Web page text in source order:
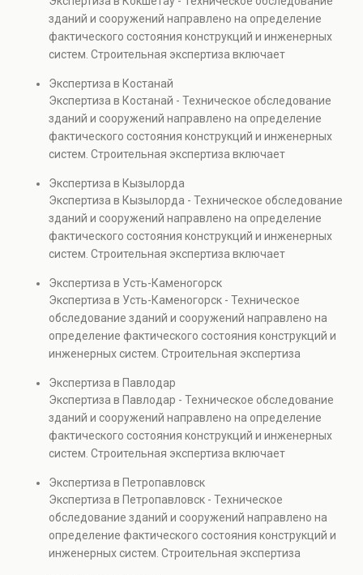
Услуга востребована при покупке недвижимости,
капитальном ремонте и реконструкции объектов, а
также при судебных разбирательствах и технических
проверках.
зданий и сооружений направлено на определение
фактического состояния конструкций и инженерных
систем. Строительная экспертиза включает
элементов и оценку эксплуатационной безопасности.
Услуга востребована при покупке недвижимости,
капитальном ремонте и реконструкции объектов, а
также при судебных разбирательствах и технических
проверках.
Экспертиза в Костанай
Экспертиза в Костанай - Техническое обследование
зданий и сооружений направлено на определение
фактического состояния конструкций и инженерных
систем. Строительная экспертиза включает
элементов и оценку эксплуатационной безопасности.
Услуга востребована при покупке недвижимости,
капитальном ремонте и реконструкции объектов, а
также при судебных разбирательствах и технических
проверках.
Экспертиза в Кызылорда
Экспертиза в Кызылорда - Техническое обследование
зданий и сооружений направлено на определение
фактического состояния конструкций и инженерных
систем. Строительная экспертиза включает
элементов и оценку эксплуатационной безопасности.
Услуга востребована при покупке недвижимости,
капитальном ремонте и реконструкции объектов, а
также при судебных разбирательствах и технических
проверках.
Экспертиза в Усть-Каменогорск
Экспертиза в Усть-Каменогорск - Техническое
обследование зданий и сооружений направлено на
определение фактического состояния конструкций и
инженерных систем. Строительная экспертиза
прочности элементов и оценку эксплуатационной
безопасности. Услуга востребована при покупке
недвижимости, капитальном ремонте и реконструкции
объектов, а также при судебных разбирательствах и
технических проверках.
Экспертиза в Павлодар
Экспертиза в Павлодар - Техническое обследование
зданий и сооружений направлено на определение
фактического состояния конструкций и инженерных
систем. Строительная экспертиза включает
элементов и оценку эксплуатационной безопасности.
Услуга востребована при покупке недвижимости,
капитальном ремонте и реконструкции объектов, а
также при судебных разбирательствах и технических
проверках.
Экспертиза в Петропавловск
Экспертиза в Петропавловск - Техническое
обследование зданий и сооружений направлено на
определение фактического состояния конструкций и
инженерных систем. Строительная экспертиза